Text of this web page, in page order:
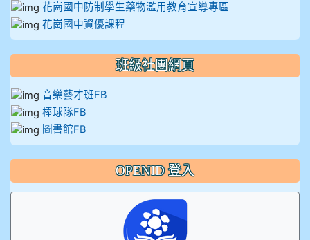
花崗國中防制學生藥物濫用教育宣導專區
花崗國中資優課程
班級社團網頁
音樂藝才班FB
棒球隊FB
圖書館FB
OPENID 登入